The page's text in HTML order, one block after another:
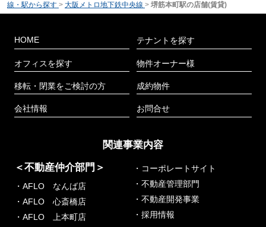
線・駅から探す > 大阪メトロ地下鉄中央線 > 堺筋本町駅の店舗(賃貸)
HOME
オフィスを探す
移転・閉業をご検討の方
会社情報
テナントを探す
物件オーナー様
成約物件
お問合せ
関連事業内容
＜不動産仲介部門＞
・AFLO なんば店
・AFLO 心斎橋店
・AFLO 上本町店
・コーポレートサイト
・不動産管理部門
・不動産開発事業
・採用情報